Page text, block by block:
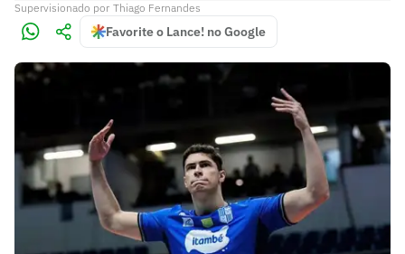
Supervisionado por Thiago Fernandes
Favorite o Lance! no Google